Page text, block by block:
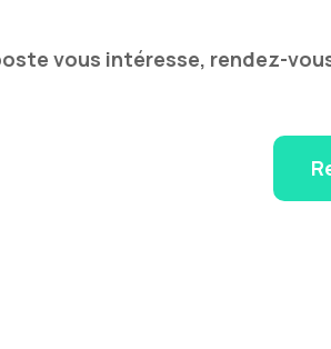
vous intéresse, rendez-